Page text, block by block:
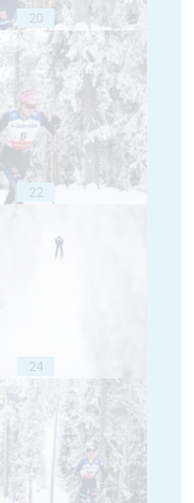
20
22
24